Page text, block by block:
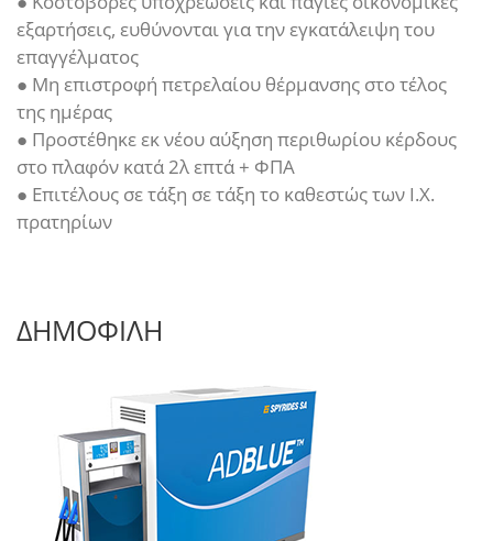
εξαρτήσεις, ευθύνονται για την εγκατάλειψη του
επαγγέλματος
● Μη επιστροφή πετρελαίου θέρμανσης στο τέλος
της ημέρας
● Προστέθηκε εκ νέου αύξηση περιθωρίου κέρδους
στο πλαφόν κατά 2λ επτά + ΦΠΑ
● Επιτέλους σε τάξη σε τάξη το καθεστώς των Ι.Χ.
πρατηρίων
ΔΗΜΟΦΙΛΗ